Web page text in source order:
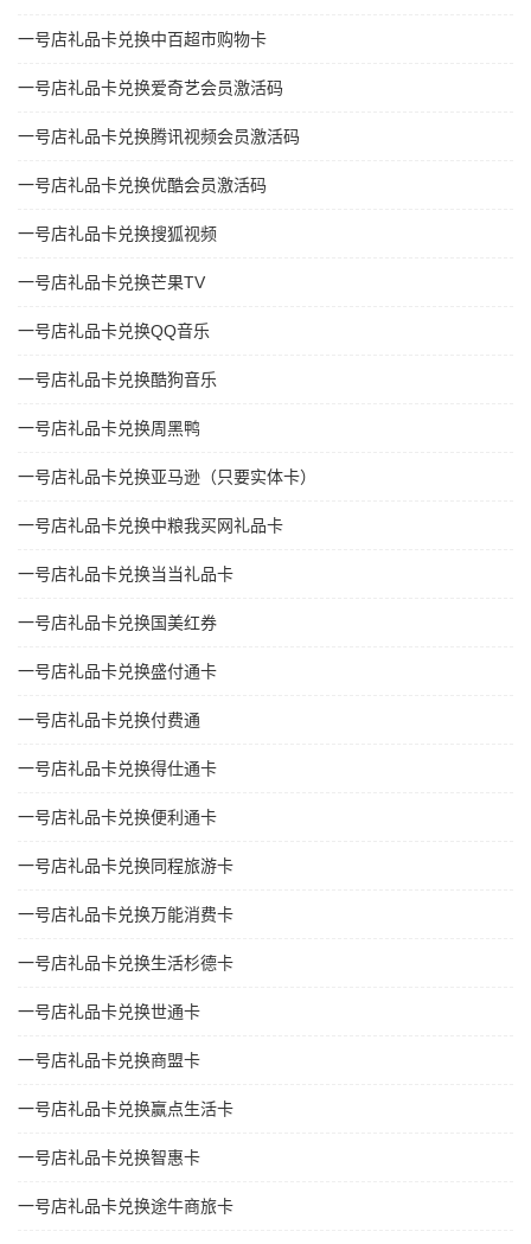
一号店礼品卡兑换中百超市购物卡
一号店礼品卡兑换爱奇艺会员激活码
一号店礼品卡兑换腾讯视频会员激活码
一号店礼品卡兑换优酷会员激活码
一号店礼品卡兑换搜狐视频
一号店礼品卡兑换芒果TV
一号店礼品卡兑换QQ音乐
一号店礼品卡兑换酷狗音乐
一号店礼品卡兑换周黑鸭
一号店礼品卡兑换亚马逊（只要实体卡）
一号店礼品卡兑换中粮我买网礼品卡
一号店礼品卡兑换当当礼品卡
一号店礼品卡兑换国美红券
一号店礼品卡兑换盛付通卡
一号店礼品卡兑换付费通
一号店礼品卡兑换得仕通卡
一号店礼品卡兑换便利通卡
一号店礼品卡兑换同程旅游卡
一号店礼品卡兑换万能消费卡
一号店礼品卡兑换生活杉德卡
一号店礼品卡兑换世通卡
一号店礼品卡兑换商盟卡
一号店礼品卡兑换赢点生活卡
一号店礼品卡兑换智惠卡
一号店礼品卡兑换途牛商旅卡